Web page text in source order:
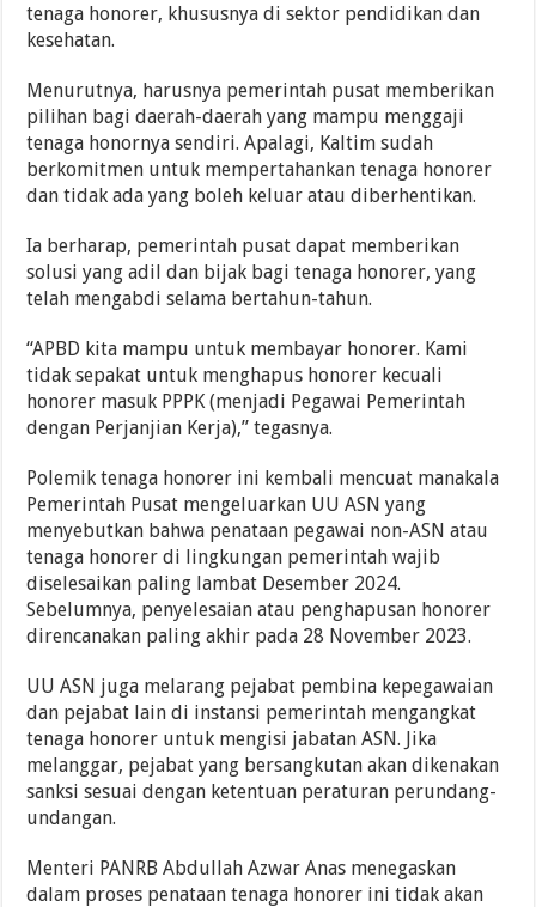
tenaga honorer, khususnya di sektor pendidikan dan
kesehatan.
Menurutnya, harusnya pemerintah pusat memberikan
pilihan bagi daerah-daerah yang mampu menggaji
tenaga honornya sendiri. Apalagi, Kaltim sudah
berkomitmen untuk mempertahankan tenaga honorer
dan tidak ada yang boleh keluar atau diberhentikan.
Ia berharap, pemerintah pusat dapat memberikan
solusi yang adil dan bijak bagi tenaga honorer, yang
telah mengabdi selama bertahun-tahun.
“APBD kita mampu untuk membayar honorer. Kami
tidak sepakat untuk menghapus honorer kecuali
honorer masuk PPPK (menjadi Pegawai Pemerintah
dengan Perjanjian Kerja),” tegasnya.
Polemik tenaga honorer ini kembali mencuat manakala
Pemerintah Pusat mengeluarkan UU ASN yang
menyebutkan bahwa penataan pegawai non-ASN atau
tenaga honorer di lingkungan pemerintah wajib
diselesaikan paling lambat Desember 2024.
Sebelumnya, penyelesaian atau penghapusan honorer
direncanakan paling akhir pada 28 November 2023.
UU ASN juga melarang pejabat pembina kepegawaian
dan pejabat lain di instansi pemerintah mengangkat
tenaga honorer untuk mengisi jabatan ASN. Jika
melanggar, pejabat yang bersangkutan akan dikenakan
sanksi sesuai dengan ketentuan peraturan perundang-
undangan.
Menteri PANRB Abdullah Azwar Anas menegaskan
dalam proses penataan tenaga honorer ini tidak akan